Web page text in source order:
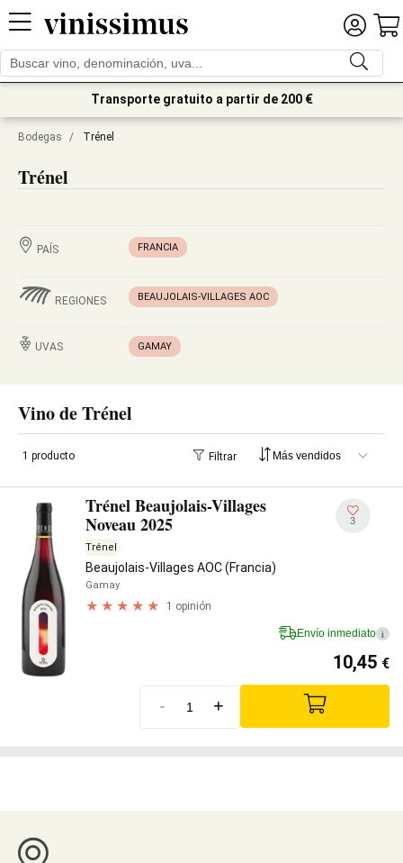
Transporte gratuito a partir de 200 €
Bodegas / Trénel
Trénel
PAÍS FRANCIA
REGIONES BEAUJOLAIS-VILLAGES AOC
UVAS GAMAY
Vino de Trénel
1 producto Filtrar
Trénel Beaujolais-Villages
Noveau 2025
Trénel
Beaujolais-Villages AOC (Francia)
Gamay
1 opinión
3
Envío inmediato i
10,45 €
- +